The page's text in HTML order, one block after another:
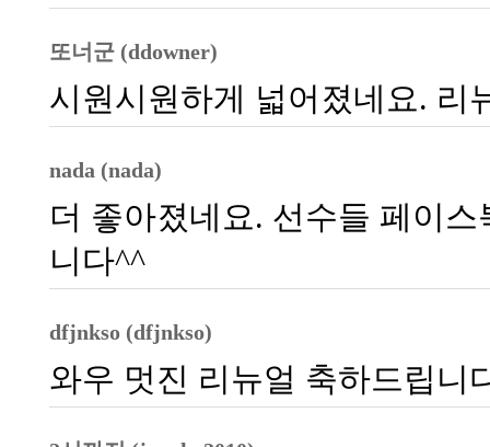
또너군 (ddowner)
시원시원하게 넓어졌네요. 리
nada (nada)
더 좋아졌네요. 선수들 페이
니다^^
dfjnkso (dfjnkso)
와우 멋진 리뉴얼 축하드립니